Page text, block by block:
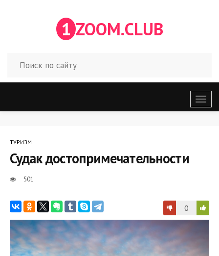
1 ZOOM.CLUB
меню
ТУРИЗМ
Судак достопримечательности
501
0